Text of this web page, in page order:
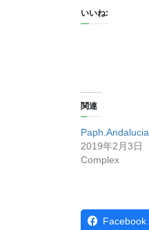
いいね:
関連
Paph.Andalucia
2019年2月3日
Complex
Facebook